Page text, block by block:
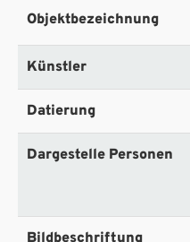
Objektbezeichnung
Künstler
Datierung
Dargestelle Personen
Bildbeschriftung